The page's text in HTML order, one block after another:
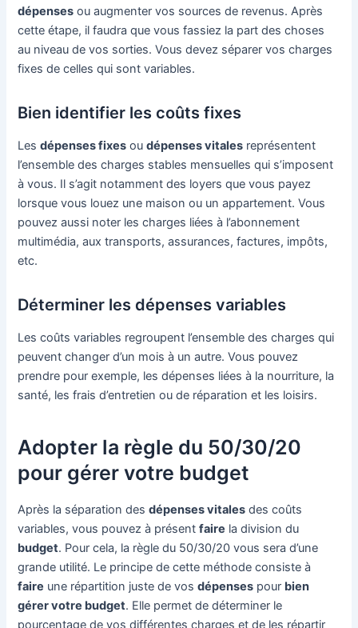
dépenses ou augmenter vos sources de revenus. Après
cette étape, il faudra que vous fassiez la part des choses
au niveau de vos sorties. Vous devez séparer vos charges
fixes de celles qui sont variables.
Bien identifier les coûts fixes
Lesdépenses fixes oudépenses vitales représentent
l’ensemble des charges stables mensuelles qui s’imposent
à vous. Il s’agit notamment des loyers que vous payez
lorsque vous louez une maison ou un appartement. Vous
pouvez aussi noter les charges liées à l’abonnement
multimédia, aux transports, assurances, factures, impôts,
etc.
Déterminer les dépenses variables
Les coûts variables regroupent l’ensemble des charges qui
peuvent changer d’un mois à un autre. Vous pouvez
prendre pour exemple, les dépenses liées à la nourriture, la
santé, les frais d’entretien ou de réparation et les loisirs.
Adopter la règle du 50/30/20
pour gérer votre budget
Après la séparation desdépenses vitales des coûts
variables, vous pouvez à présentfaire la division du
budget. Pour cela, la règle du 50/30/20 vous sera d’une
grande utilité. Le principe de cette méthode consiste à
faire une répartition juste de vosdépenses pour bien
gérer votre budget. Elle permet de déterminer le
pourcentage de vos différentes charges et de les répartir